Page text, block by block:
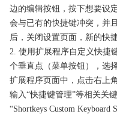
边的编辑按钮，按下想要设
会与已有的快捷键冲突，并
后，关闭设置页面，新的快
2. 使用扩展程序自定义快捷
个垂直点（菜单按钮），选
扩展程序页面中，点击右上
输入“快捷键管理”等相关关
“Shortkeys Custom Keyboard